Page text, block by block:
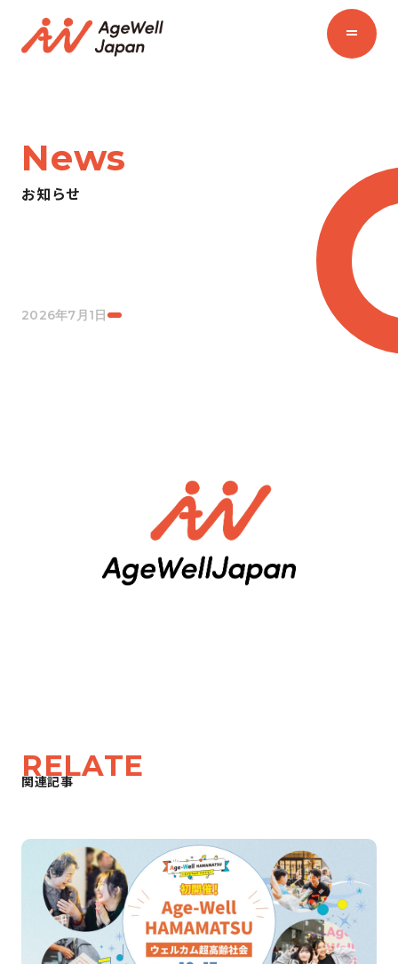
News
お知らせ
2026年7月1日
RELATE
関連記事